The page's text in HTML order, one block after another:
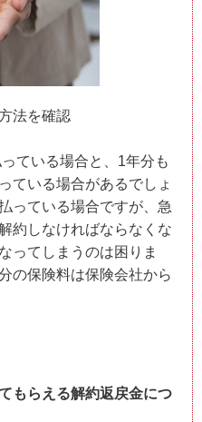
法を確認
ている場合と、1年分も
ている場合があるでしょ
っている場合ですが、急
約しなければならなくな
ってしまうのは困りま
の保険料は保険会社から
もらえる解約返戻金につ